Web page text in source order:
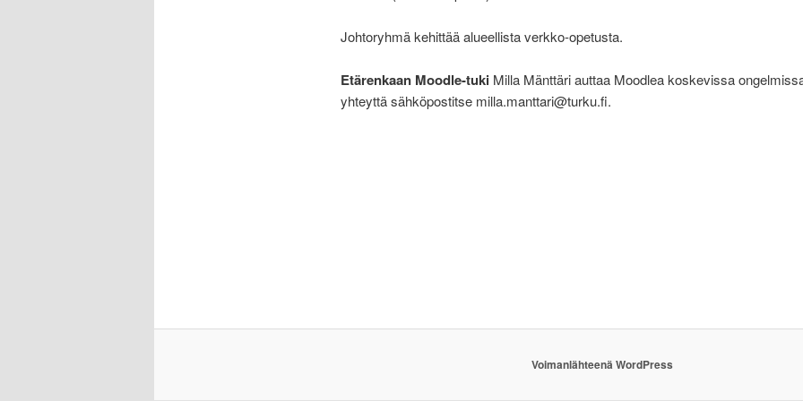
Johtoryhmä kehittää alueellista verkko-opetusta.
Etärenkaan Moodle-tukiMilla Mänttäriauttaa Moodlea koskevissa
yhteyttä sähköpostitse milla.manttari@turku.fi.
Voimanlähteenä WordPress